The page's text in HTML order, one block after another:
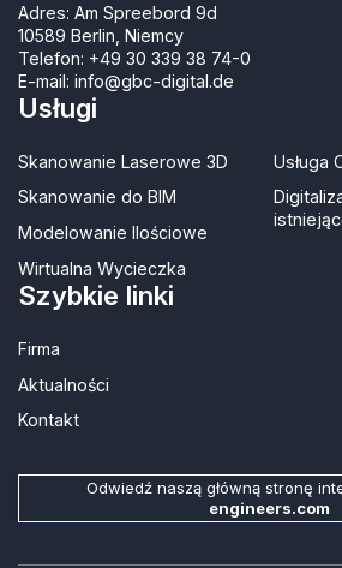
Adres: Am Spreebord 9d
10589 Berlin, Niemcy
Telefon: +49 30 339 38 74-0
E-mail: info@gbc-digital.de
Usługi
Skanowanie Laserowe 3D
Skanowanie do BIM
Modelowanie Ilościowe
Wirtualna Wycieczka
Usługa
Szybkie linki
Firma
Aktualności
Kontakt​
Odwiedź naszą główną stronę
engineers.com